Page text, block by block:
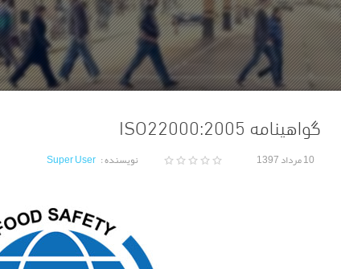
گواهینامه ISO22000:2005
10 مرداد 1397 نویسنده :Super User